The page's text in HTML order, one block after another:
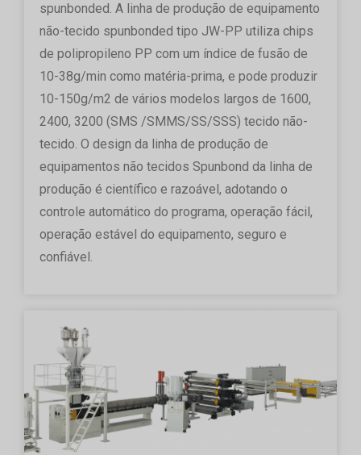
spunbonded. A linha de produção de equipamento
não-tecido spunbonded tipo JW-PP utiliza chips
de polipropileno PP com um índice de fusão de
10-38g/min como matéria-prima, e pode produzir
10-150g/m2 de vários modelos largos de 1600,
2400, 3200 (SMS /SMMS/SS/SSS) tecido não-
tecido. O design da linha de produção de
equipamentos não tecidos Spunbond da linha de
produção é científico e razoável, adotando o
controle automático do programa, operação fácil,
operação estável do equipamento, seguro e
confiável.